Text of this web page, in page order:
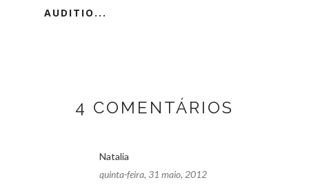
AUDITIO...
4 COMENTÁRIOS
Natalia
quinta-feira, 31 maio, 2012